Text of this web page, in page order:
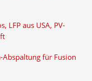
LFP aus USA, PV-
Abspaltung für Fusion